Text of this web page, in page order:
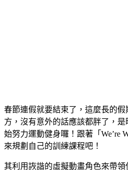
春節連假就要結束了，這麼長的
方，沒有意外的話應該都胖了，
始努力運動健身囉！跟著「We’re
來規劃自己的訓練課程吧！
其利用詼諧的虛擬動畫角色來帶